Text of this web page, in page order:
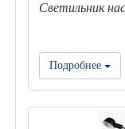
Светильник
Подробнее